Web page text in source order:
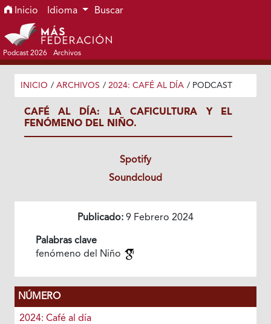
Ir al menú de navegación principal
Ir al contenido principal
Ir al pie de página del sitio
Inicio Idioma Buscar
Podcast 2026 Archivos
INICIO / ARCHIVOS / 2024: CAFÉ AL DÍA / PODCAST
CAFÉ AL DÍA: LA CAFICULTURA Y EL
FENÓMENO DEL NIÑO.
Spotify
Soundcloud
Publicado: 9 Febrero 2024
Palabras clave
fenómeno del Niño
NÚMERO
2024: Café al día